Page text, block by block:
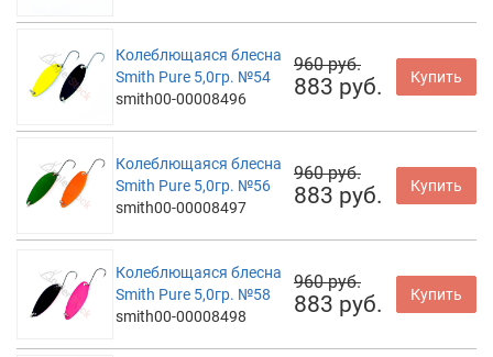
Колеблющаяся блесна
Smith Pure 5,0гр. №54
smith00-00008496
960 руб.
883 руб. Купить
Колеблющаяся блесна
Smith Pure 5,0гр. №56
smith00-00008497
960 руб.
883 руб. Купить
Колеблющаяся блесна
Smith Pure 5,0гр. №58
smith00-00008498
960 руб.
883 руб. Купить